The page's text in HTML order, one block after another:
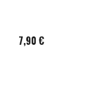
7,90 €